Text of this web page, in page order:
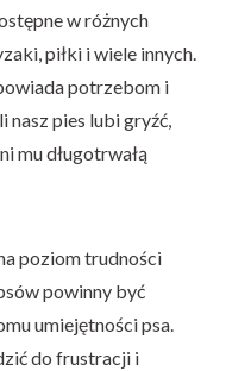
w różnych
piłki i wiele innych.
potrzebom i
nasz pies lubi gryźć,
mu długotrwałą
poziom trudności
powinny być
umiejętności psa.
do frustracji i